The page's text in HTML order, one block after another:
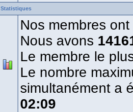
Statistiques
Nos membres
Nous avons
Le membre le
Le nombre
simultanément a
02:09